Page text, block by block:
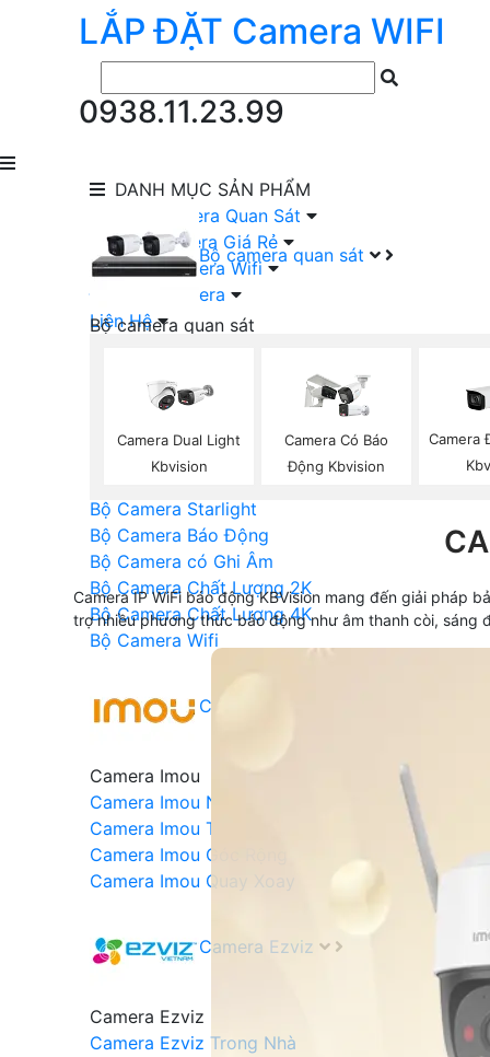
LẮP ĐẶT Camera WIFI
0938.11.23.99
DANH MỤC SẢN PHẨM
Bộ camera quan sát
Bộ camera quan sát
Camera KBVISION Trọn Bộ
Camera DAHUA Trọn Bộ
Camera giá Rẻ Trọn Bộ
Bộ Camera Nên Dùng
Bộ Camera Starlight
Bộ Camera Báo Động
Bộ Camera có Ghi Âm
Bộ Camera Chất Lượng 2K
Bộ Camera Chất Lượng 4K
Bộ Camera Wifi
Camera Imou
Camera Imou
Camera Imou Ngoài trời
Camera Imou Trong Nhà
Camera Imou Góc Rộng
Camera Imou Quay Xoay
Camera Ezviz
Camera Ezviz
Camera Ezviz Trong Nhà
lắp Đặt Camera Quan Sát
Lắp Bộ Camera Giá Rẻ
Lắp Đặt Camera Wifi
Đầu Ghi Camera
Liên Hệ
Camera Dual Light
Kbvision
Camera Có Báo
Động Kbvision
Camera
Camera IP WiFi báo động KBVision mang đến giải pháp
trợ nhiều phương thức báo động như âm thanh còi, sáng